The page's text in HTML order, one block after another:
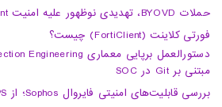
حملات BYOVD، تهدیدی نوظهور علیه امنیت Endpointها!
فورتی کلاینت (FortiClient) چیست؟
مبتنی بر Git در SOC
بررسی قابلیت‌های امنیتی فایروال Sophos؛ از IPS تا Web Filtering